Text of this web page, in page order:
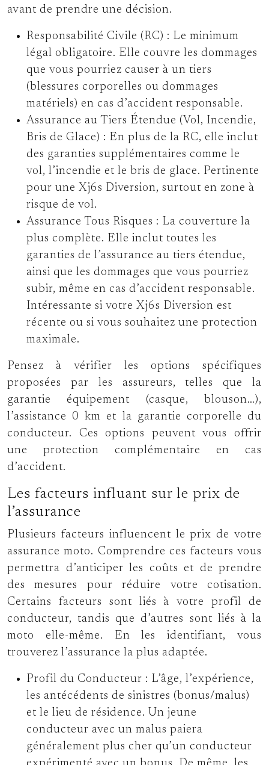
avant de prendre une décision.
Responsabilité Civile (RC) : Le minimum
légal obligatoire. Elle couvre les dommages
que vous pourriez causer à un tiers
(blessures corporelles ou dommages
matériels) en cas d’accident responsable.
Assurance au Tiers Étendue (Vol, Incendie,
Bris de Glace) : En plus de la RC, elle inclut
des garanties supplémentaires comme le
vol, l’incendie et le bris de glace. Pertinente
pour une Xj6s Diversion, surtout en zone à
risque de vol.
Assurance Tous Risques : La couverture la
plus complète. Elle inclut toutes les
garanties de l’assurance au tiers étendue,
ainsi que les dommages que vous pourriez
subir, même en cas d’accident responsable.
Intéressante si votre Xj6s Diversion est
récente ou si vous souhaitez une protection
maximale.
Pensez à vérifier les options spécifiques
proposées par les assureurs, telles que la
garantie équipement (casque, blouson…),
l’assistance 0 km et la garantie corporelle du
conducteur. Ces options peuvent vous offrir
une protection complémentaire en cas
d’accident.
Les facteurs influant sur le prix de
l’assurance
Plusieurs facteurs influencent le prix de votre
assurance moto. Comprendre ces facteurs vous
permettra d’anticiper les coûts et de prendre
des mesures pour réduire votre cotisation.
Certains facteurs sont liés à votre profil de
conducteur, tandis que d’autres sont liés à la
moto elle-même. En les identifiant, vous
trouverez l’assurance la plus adaptée.
Profil du Conducteur : L’âge, l’expérience,
les antécédents de sinistres (bonus/malus)
et le lieu de résidence. Un jeune
conducteur avec un malus paiera
généralement plus cher qu’un conducteur